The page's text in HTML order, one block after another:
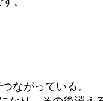
ながっている。